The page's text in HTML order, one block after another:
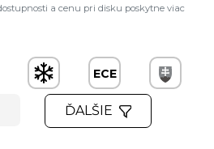
a cenu pri disku poskytne viac
ECE
ĎALŠIE